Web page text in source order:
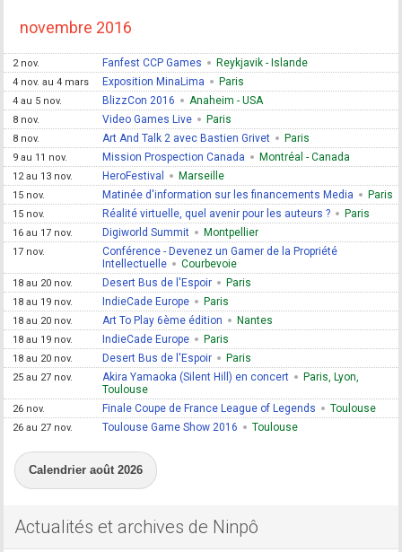
novembre 2016
2 nov. Fanfest CCP Games Reykjavik - Islande
4 nov. au 4 mars Exposition MinaLima Paris
4 au 5 nov. BlizzCon 2016 Anaheim - USA
8 nov. Video Games Live Paris
8 nov. Art And Talk 2 avec Bastien Grivet Paris
9 au 11 nov. Mission Prospection Canada Montréal - Canada
12 au 13 nov. HeroFestival Marseille
15 nov. Matinée d'information sur les financements Media Paris
15 nov. Réalité virtuelle, quel avenir pour les auteurs ? Paris
16 au 17 nov. Digiworld Summit Montpellier
17 nov.
Conférence - Devenez un Gamer de la Propriété
Intellectuelle
Courbevoie
18 au 20 nov. Desert Bus de l'Espoir Paris
18 au 19 nov. IndieCade Europe Paris
18 au 20 nov. Art To Play 6ème édition Nantes
18 au 19 nov. IndieCade Europe Paris
18 au 20 nov. Desert Bus de l'Espoir Paris
25 au 27 nov. Akira Yamaoka (Silent Hill) en concert
Paris, Lyon,
Toulouse
26 nov. Finale Coupe de France League of Legends Toulouse
26 au 27 nov. Toulouse Game Show 2016 Toulouse
Calendrier août 2026
Actualités et archives de Ninpô